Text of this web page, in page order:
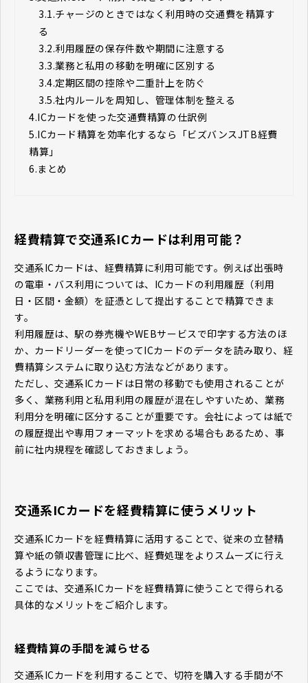
3.1.チャージのときではなく利用時の交通費を精算す
る
3.2.利用履歴の保存件数や期間に注意する
3.3.業務と私用の移動を明確に区別する
3.4.定期区間の控除や二重計上を防ぐ
3.5.社内ルールを周知し、管理体制を整える
4.ICカードを使った交通費精算の仕訳例
5.ICカード精算を効率化するなら「ビズバンスJTB経費
精算」
6.まとめ
経費精算で交通系ICカードは利用可能？
交通系ICカードは、経費精算に利用可能です。例えば出張時
の電車・バス利用については、ICカードの利用履歴（利用
日・区間・金額）を証憑として提出することで精算できま
す。
利用履歴は、駅の券売機やWEBサービスで印字する方法のほ
か、カードリーダーを使ってICカードのデータを読み取り、経
費精算システムに取り込む方法などがあります。
ただし、交通系ICカードは日常の移動でも使用されることが
多く、業務利用と私用利用の履歴が混在しやすいため、業務
利用分を明確に区分することが重要です。会社によっては紙で
の履歴提出や専用フォーマットを求める場合もあるため、事
前に社内規程を確認しておきましょう。
交通系ICカードを経費精算に使うメリット
交通系ICカードを経費精算に活用することで、従来の立替精
算や紙の領収書管理に比べ、経費処理をよりスムーズに行え
るようになります。
ここでは、交通系ICカードを経費精算に使うことで得られる
具体的なメリットをご紹介します。
経費精算の手間を減らせる
交通系ICカードを利用することで、切符を購入する手間が不